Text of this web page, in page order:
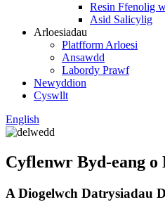
Resin Ffenolig
Asid Salicylig
Arloesiadau
Platfform Arloesi
Ansawdd
Labordy Prawf
Newyddion
Cyswllt
English
Cyflenwr Byd-eang o
A Diogelwch Datrysiadau